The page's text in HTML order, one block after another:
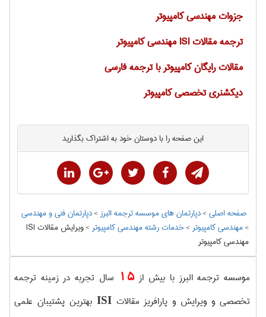
جزوات مهندسی کامپیوتر
ترجمه مقالات ISI مهندسی كامپيوتر
مقالات رایگان کامپیوتر با ترجمه فارسی
دیکشنری تخصصی کامپیوتر
این صفحه را با دوستان خود به اشتراک بگذارید
صفحه اصلی>دپارتمان های موسسه ترجمه البرز>دپارتمان فنی و مهندسی
>مهندسی كامپيوتر>خدمات رشته مهندسی كامپيوتر>
ويرايش مقالات ISI
مهندسی كامپيوتر
موسسه ترجمه البرز با بیش از15 سال تجربه در زمینه ترجمه
تخصصی و ویرایش و پارافریز مقالاتISI بهترین پشتیبان علمی